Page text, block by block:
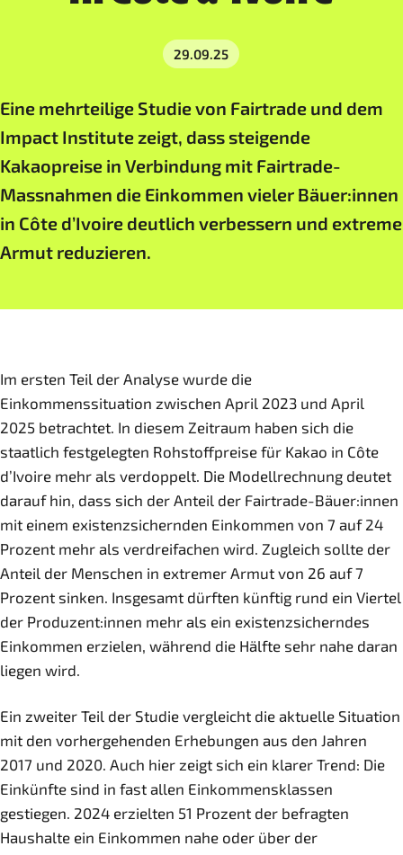
29.09.25
Eine mehrteilige Studie von Fairtrade und dem
Impact Institute zeigt, dass steigende
Kakaopreise in Verbindung mit Fairtrade-
Massnahmen die Einkommen vieler Bäuer:innen
in Côte d’Ivoire deutlich verbessern und extreme
Armut reduzieren.
Im ersten Teil der Analyse wurde die
Einkommenssituation zwischen April 2023 und April
2025 betrachtet. In diesem Zeitraum haben sich die
staatlich festgelegten Rohstoffpreise für Kakao in Côte
d’Ivoire mehr als verdoppelt. Die Modellrechnung deutet
darauf hin, dass sich der Anteil der Fairtrade-Bäuer:innen
mit einem existenzsichernden Einkommen von 7 auf 24
Prozent mehr als verdreifachen wird. Zugleich sollte der
Anteil der Menschen in extremer Armut von 26 auf 7
Prozent sinken. Insgesamt dürften künftig rund ein Viertel
der Produzent:innen mehr als ein existenzsicherndes
Einkommen erzielen, während die Hälfte sehr nahe daran
liegen wird.
Ein zweiter Teil der Studie vergleicht die aktuelle Situation
mit den vorhergehenden Erhebungen aus den Jahren
2017 und 2020. Auch hier zeigt sich ein klarer Trend: Die
Einkünfte sind in fast allen Einkommensklassen
gestiegen. 2024 erzielten 51 Prozent der befragten
Haushalte ein Einkommen nahe oder über der